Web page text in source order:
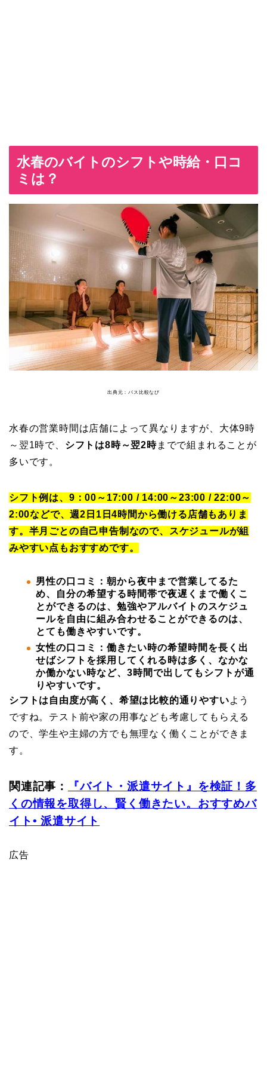
水春のバイトのシフトや時給・口コ
ミは？
出典元：バス比較なび
水春の営業時間は店舗によって異なりますが、大体9時
～翌1時で、 シフトは8時～翌2時までで組まれることが
多いです。
シフト例は、9：00～17:00 / 14:00～23:00 / 22:00～
2:00などで、週2日1日4時間から働ける店舗もありま
す。半月ごとの自己申告制なので、スケジュールが組
みやすい点もおすすめです。
男性の口コミ：朝から夜中まで営業してるた
め、自分の希望する時間帯で夜遅くまで働くこ
とができるのは、勉強やアルバイトのスケジュ
ールを自由に組み合わせることができるのは、
とても働きやすいです。
女性の口コミ：働きたい時の希望時間を長く出
せばシフトを採用してくれる時は多く、なかな
か働かない時など、3時間で出してもシフトが通
りやすいです。
シフトは自由度が高く、希望は比較的通りやすいよう
ですね。テスト前や家の用事なども考慮してもらえる
ので、学生や主婦の方でも無理なく働くことができま
す。
関連記事：
『バイト・派遣サイト』を検証！多
くの情報を取得し、賢く働きたい。おすすめバ
イト• 派遣サイト
広告